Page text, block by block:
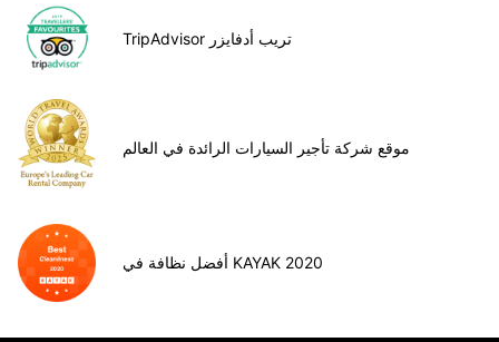
TripAdvisor تريب أدفايزر
موقع شركة تأجير السيارات الرائدة في العالم
أفضل نظافة في KAYAK 2020